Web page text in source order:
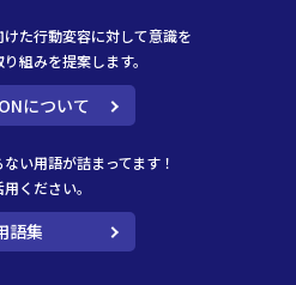
た行動変容に対して意識を
組みを提案します。
について
い用語が詰まってます！
ください。
語集